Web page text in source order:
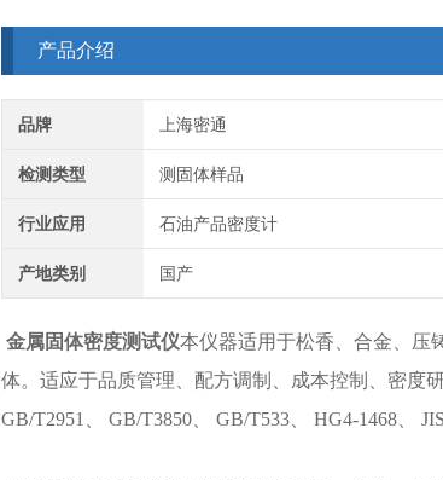
产品介绍
品牌 上海密通
检测类型 测固体样品
行业应用 石油产品密度计
产地类别 国产
金属固体密度测试仪本仪器适用于松香、合金、压
体。适应于品质管理、配方调制、成本控制、密度
GB/T2951、 GB/T3850、 GB/T533、 HG4-1468、